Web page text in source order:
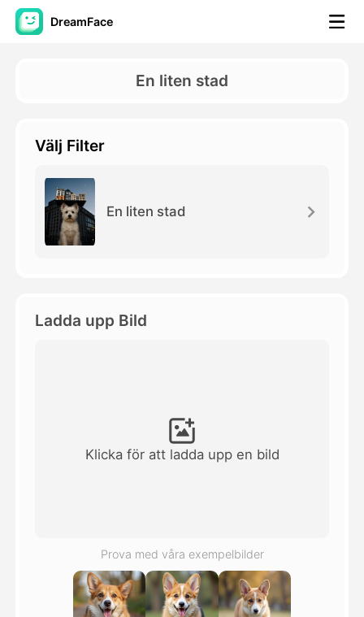
DreamFace
AI-video
Foto:
Andra verktyg
Visa alla mallar
En liten stad
Välj Filter
En liten stad
Ladda upp Bild
Klicka för att ladda upp en bild
Prova med våra exempelbilder